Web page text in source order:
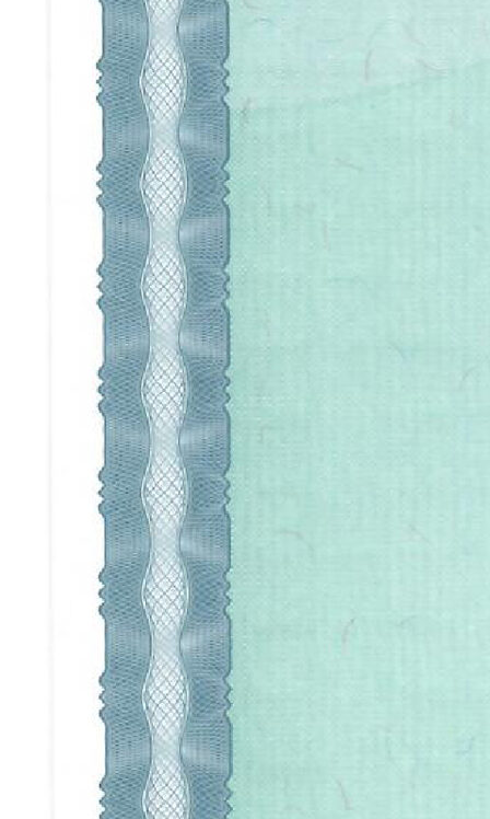
НАВИГАЦИЯ
О нас
Каталог
Для дизайнеров
Портфолио
Отзывы
Вопросы
Контакты
КОНТАКТЫ
+7 (900) 123-45-67
info@anturagepaint.ru
Москва, ул. Примерная, 12
© 2026 Студия декоративных
покрытий «Антураж». Все права
защищены.